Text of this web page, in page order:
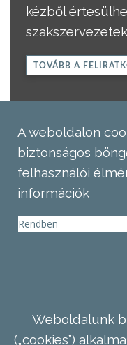
kézből
TOVÁBB A
A weboldalon
biztonságos
felhasználói
információk
Rendben
Weboldalunk
(„cookies”)